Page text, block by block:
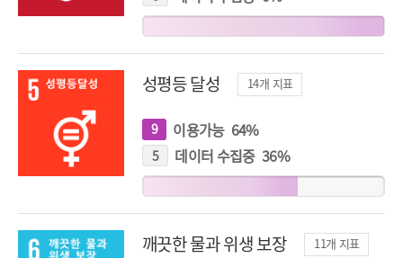
지
표
성평등 달성 14개 지표
9개
지
표
이용가능 64%
5개
지
표
데이터 수집중 36%
깨끗한 물과 위생 보장 11개 지표